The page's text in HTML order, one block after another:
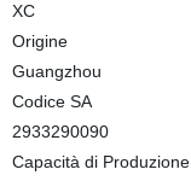
XC
Origine
Guangzhou
Codice SA
2933290090
Capacità di Produzione